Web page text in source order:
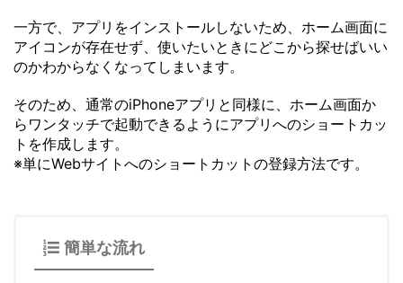
一方で、アプリをインストールしないため、ホーム画面に
アイコンが存在せず、使いたいときにどこから探せばいい
のかわからなくなってしまいます。
そのため、通常のiPhoneアプリと同様に、ホーム画面か
らワンタッチで起動できるようにアプリへのショートカッ
トを作成します。
※単にWebサイトへのショートカットの登録方法です。
簡単な流れ